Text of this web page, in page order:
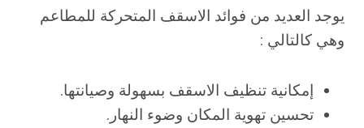
يوجد العديد من فوائد الاسقف المتحركة للمطاعم
وهي كالتالي :
إمكانية تنظيف الاسقف بسهولة وصيانتها.
تحسين تهوية المكان وضوء النهار.